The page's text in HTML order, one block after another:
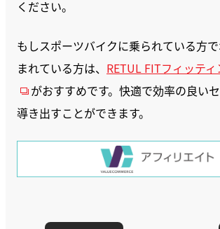
ください。
もしスポーツバイクに乗られている方
まれている方は、 RETUL FITフィッテ
がおすすめです。快適で効率の良い
導き出すことができます。